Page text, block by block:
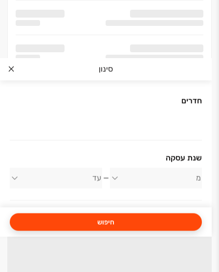
סינון
חדרים
שנת עסקה
חיפוש